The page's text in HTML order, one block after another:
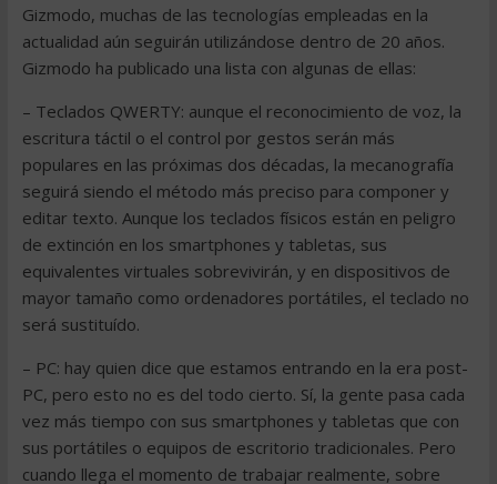
Gizmodo, muchas de las tecnologías empleadas en la
actualidad aún seguirán utilizándose dentro de 20 años.
Gizmodo ha publicado una lista con algunas de ellas:
– Teclados QWERTY: aunque el reconocimiento de voz, la
escritura táctil o el control por gestos serán más
populares en las próximas dos décadas, la mecanografía
seguirá siendo el método más preciso para componer y
editar texto. Aunque los teclados físicos están en peligro
de extinción en los smartphones y tabletas, sus
equivalentes virtuales sobrevivirán, y en dispositivos de
mayor tamaño como ordenadores portátiles, el teclado no
será sustituído.
– PC: hay quien dice que estamos entrando en la era post-
PC, pero esto no es del todo cierto. Sí, la gente pasa cada
vez más tiempo con sus smartphones y tabletas que con
sus portátiles o equipos de escritorio tradicionales. Pero
cuando llega el momento de trabajar realmente, sobre